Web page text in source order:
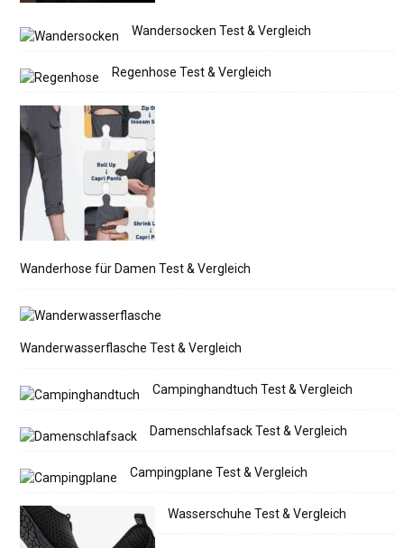
Wandersocken Test & Vergleich
Regenhose Test & Vergleich
Wanderhose für Damen Test & Vergleich
Wanderwasserflasche Test & Vergleich
Campinghandtuch Test & Vergleich
Damenschlafsack Test & Vergleich
Campingplane Test & Vergleich
Wasserschuhe Test & Vergleich